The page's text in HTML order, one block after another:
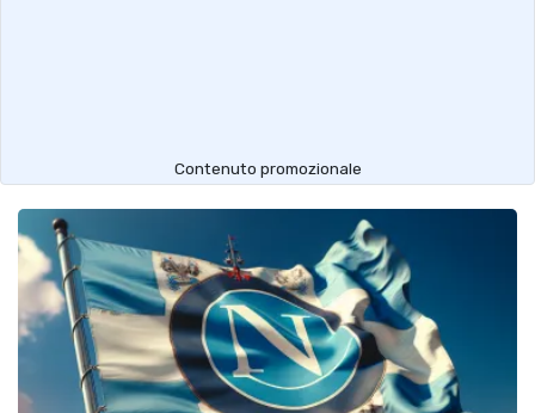
Contenuto promozionale